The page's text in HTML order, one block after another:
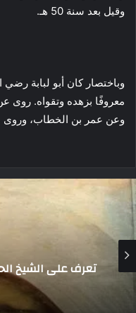
وقيل بعد سنة 50 هـ.
وباختصار كان أبو لبابة
معروفًا بزهده وتقواه. روى
وعن عمر بن الخطاب، وروى
بنو